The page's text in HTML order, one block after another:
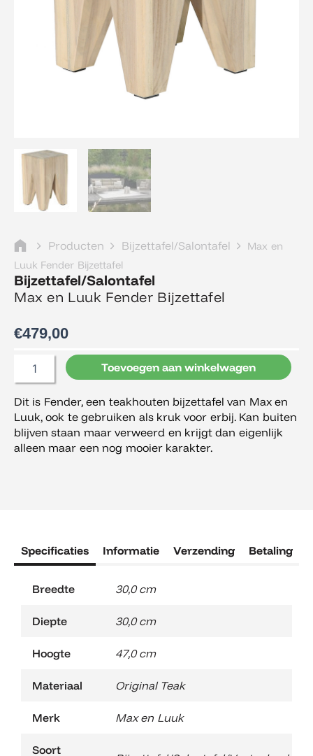
Producten Bijzettafel/Salontafel
Max en
Luuk Fender Bijzettafel
Bijzettafel/Salontafel
Max en Luuk Fender Bijzettafel
€479,00
Luuk
Fender
Bijzettafel
aantal
Toevoegen aan winkelwagen
Dit is Fender, een teakhouten bijzettafel van Max en
Luuk, ook te gebruiken als kruk voor erbij. Kan buiten
blijven staan maar verweerd en krijgt dan eigenlijk
alleen maar een nog mooier karakter.
Specificaties Informatie Verzending Betaling
Breedte 30,0 cm
Diepte 30,0 cm
Hoogte 47,0 cm
Materiaal Original Teak
Merk Max en Luuk
Soort